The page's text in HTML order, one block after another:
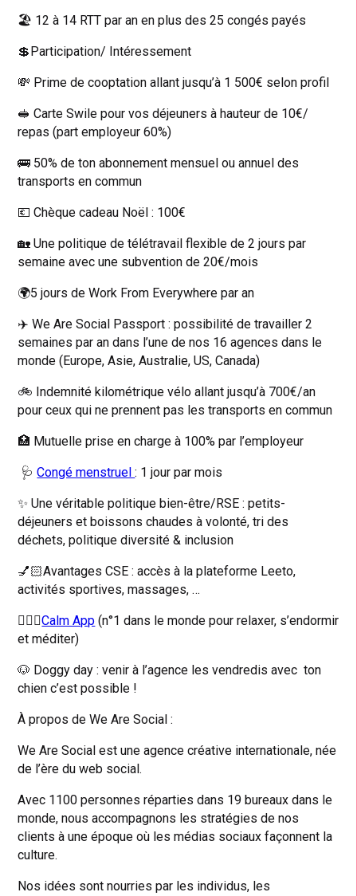
🏖️ 12 à 14 RTT par an en plus des 25 congés payés
💲Participation/ Intéressement
💸 Prime de cooptation allant jusqu’à 1 500€ selon profil
🥪 Carte Swile pour vos déjeuners à hauteur de 10€/
repas (part employeur 60%)
🚌 50% de ton abonnement mensuel ou annuel des
transports en commun
💶 Chèque cadeau Noël : 100€
🏡 Une politique de télétravail flexible de 2 jours par
semaine avec une subvention de 20€/mois
🌍5 jours de Work From Everywhere par an
✈️ We Are Social Passport : possibilité de travailler 2
semaines par an dans l’une de nos 16 agences dans le
monde (Europe, Asie, Australie, US, Canada)
🚲 Indemnité kilométrique vélo allant jusqu’à 700€/an
pour ceux qui ne prennent pas les transports en commun
🏥 Mutuelle prise en charge à 100% par l’employeur
🩺Congé menstruel: 1 jour par mois
✨ Une véritable politique bien-être/RSE : petits-
déjeuners et boissons chaudes à volonté, tri des
déchets, politique diversité & inclusion
💅🏻Avantages CSE : accès à la plateforme Leeto,
activités sportives, massages, …
💆🏻‍♀️Calm App (n°1 dans le monde pour relaxer, s’endormir
et méditer)
🐶 Doggy day : venir à l’agence les vendredis avec ton
chien c’est possible !
À propos de We Are Social :
We Are Social est une agence créative internationale, née
de l’ère du web social.
Avec 1100 personnes réparties dans 19 bureaux dans le
monde, nous accompagnons les stratégies de nos
clients à une époque où les médias sociaux façonnent la
culture.
Nos idées sont nourries par les individus, les